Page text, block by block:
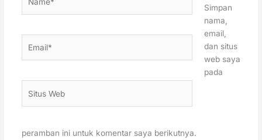
Web
Simpan
nama,
email,
dan situs
web saya
pada
peramban ini untuk komentar saya berikutnya.